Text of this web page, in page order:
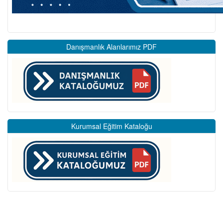
Danışmanlık Alanlarımız PDF
Kurumsal Eğitim Kataloğu